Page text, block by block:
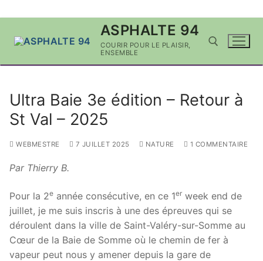
ASPHALTE 94
COURIR POUR LE PLAISIR,
ENSEMBLE
Ultra Baie 3e édition – Retour à
St Val – 2025
WEBMESTRE 7 JUILLET 2025 NATURE 1 COMMENTAIRE
Par Thierry B.
Pour la 2e année consécutive, en ce 1er week end de
juillet, je me suis inscris à une des épreuves qui se
déroulent dans la ville de Saint-Valéry-sur-Somme au
Cœur de la Baie de Somme où le chemin de fer à
vapeur peut nous y amener depuis la gare de